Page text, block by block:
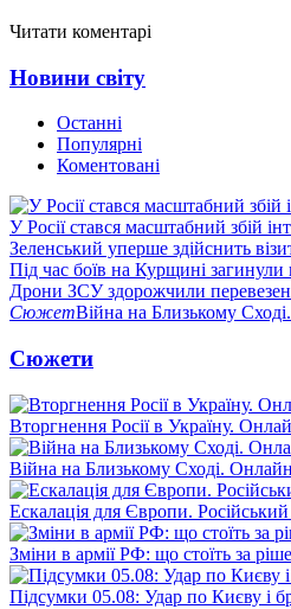
Читати коментарі
Новини світу
Останні
Популярні
Коментовані
У Росії стався масштабний збій
Зеленський уперше здійснить
Під час боїв на Курщині
Дрони ЗСУ здорожчили
СюжетВійна на Близькому
Сюжети
Вторгнення Росії в Україну.
Війна на Близькому Сході. Онлайн
Ескалація для Європи.
Зміни в армії РФ: що стоїть за
Підсумки 05.08: Удар по Києву і